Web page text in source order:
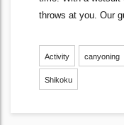
throws at you. Our
Activity canyoning
Shikoku